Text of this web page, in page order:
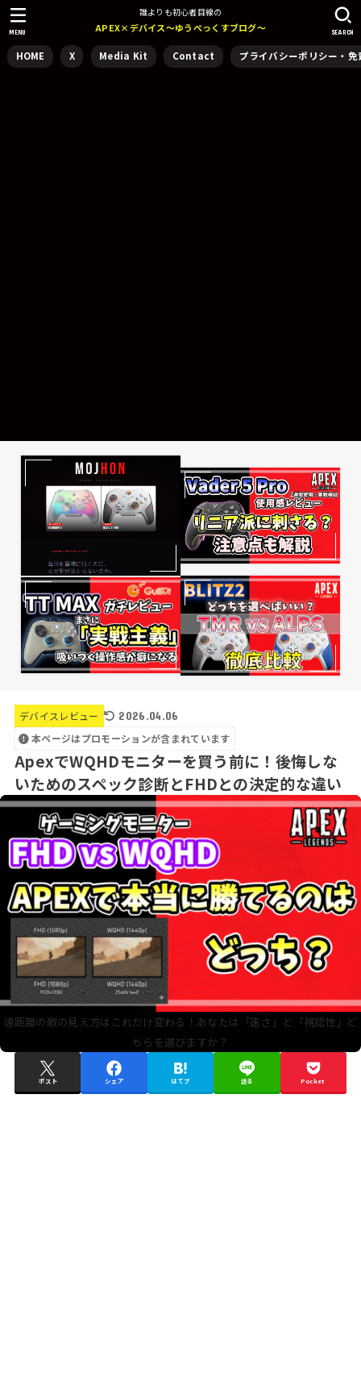
誰よりも初心者目線の
APEX×デバイス～ゆうぺっくすブログ～
HOME X Media Kit Contact プライバシーポリシー・免
SEARCH
MENU
デバイスレビュー
2026.04.06
本ページはプロモーションが含まれています
ApexでWQHDモニターを買う前に！後悔しな
いためのスペック診断とFHDとの決定的な違い
遠距離の敵の見え方はこれだけ変わる！あなたは「速さ」と「視認性」ど
ちらを選びますか？
ポスト シェア はてブ 送る Pocket